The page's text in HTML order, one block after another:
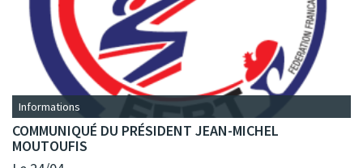
Informations
COMMUNIQUÉ DU PRÉSIDENT JEAN-MICHEL
MOUTOUFIS